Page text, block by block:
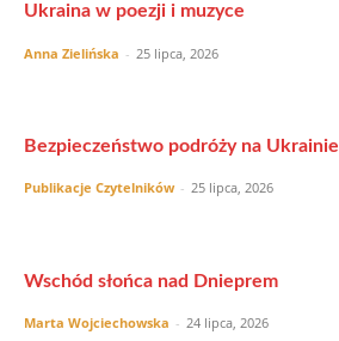
Ukraina w poezji i muzyce
Anna Zielińska - 25 lipca, 2026
Bezpieczeństwo podróży na Ukrainie
Publikacje Czytelników - 25 lipca, 2026
Wschód słońca nad Dnieprem
Marta Wojciechowska - 24 lipca, 2026